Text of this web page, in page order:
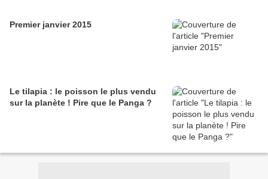
Premier janvier 2015
Le tilapia : le poisson le plus vendu
sur la planète ! Pire que le Panga ?